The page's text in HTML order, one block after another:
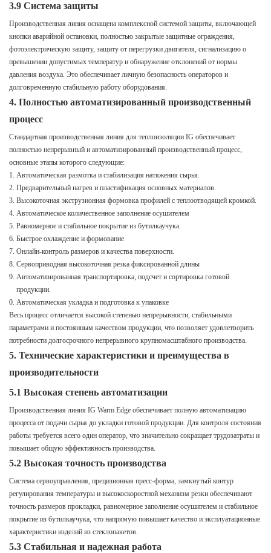
3.9 Система защиты
Производственная линия оснащена комплексной системой защиты, включающей
кнопки аварийной остановки, полностью закрытые защитные ограждения,
фотоэлектрическую защиту, защиту от перегрузки двигателя, сигнализацию о
превышении допустимых температур и обнаружение отклонений от нормы
давления воздуха. Это обеспечивает личную безопасность операторов и
долговременную стабильную работу оборудования.
4. Полностью автоматизированный производственный
процесс
Стандартная производственная линия для теплоизоляции IG обеспечивает
полностью непрерывный и автоматизированный производственный процесс,
основные этапы которого следующие:
Автоматическая размотка и стабилизация натяжения сырья.
Предварительный нагрев и пластификация основных материалов.
Высокоточная экструзионная формовка профилей с теплоотводящей кромкой.
Автоматическое количественное заполнение осушителем
Равномерное и стабильное покрытие из бутилкаучука.
Быстрое охлаждение и формование
Онлайн-контроль размеров и качества поверхности.
Сервоприводная высокоточная резка фиксированной длины
Автоматизированная транспортировка, подсчет и сортировка готовой
продукции.
Автоматическая укладка и подготовка к упаковке
Весь процесс отличается высокой степенью непрерывности, стабильными
параметрами и постоянным качеством продукции, что позволяет удовлетворить
потребности долгосрочного непрерывного крупномасштабного производства.
5. Технические характеристики и преимущества в
производительности
5.1 Высокая степень автоматизации
Производственная линия IG Warm Edge обеспечивает полную автоматизацию
процесса от подачи сырья до укладки готовой продукции. Для контроля состояния
работы требуется всего один оператор, что значительно сокращает трудозатраты и
повышает общую эффективность производства.
5.2 Высокая точность производства
Система сервоуправления, прецизионная пресс-форма, замкнутый контур
регулирования температуры и высокоскоростной механизм резки обеспечивают
точность размеров прокладки, равномерное заполнение осушителем и стабильное
покрытие из бутилкаучука, что напрямую повышает качество и эксплуатационные
характеристики изделий из стеклопакетов.
5.3 Стабильная и надежная работа